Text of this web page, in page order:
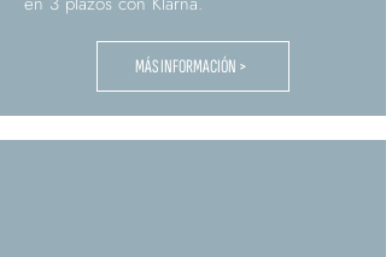
MÁS INFORMACIÓN >